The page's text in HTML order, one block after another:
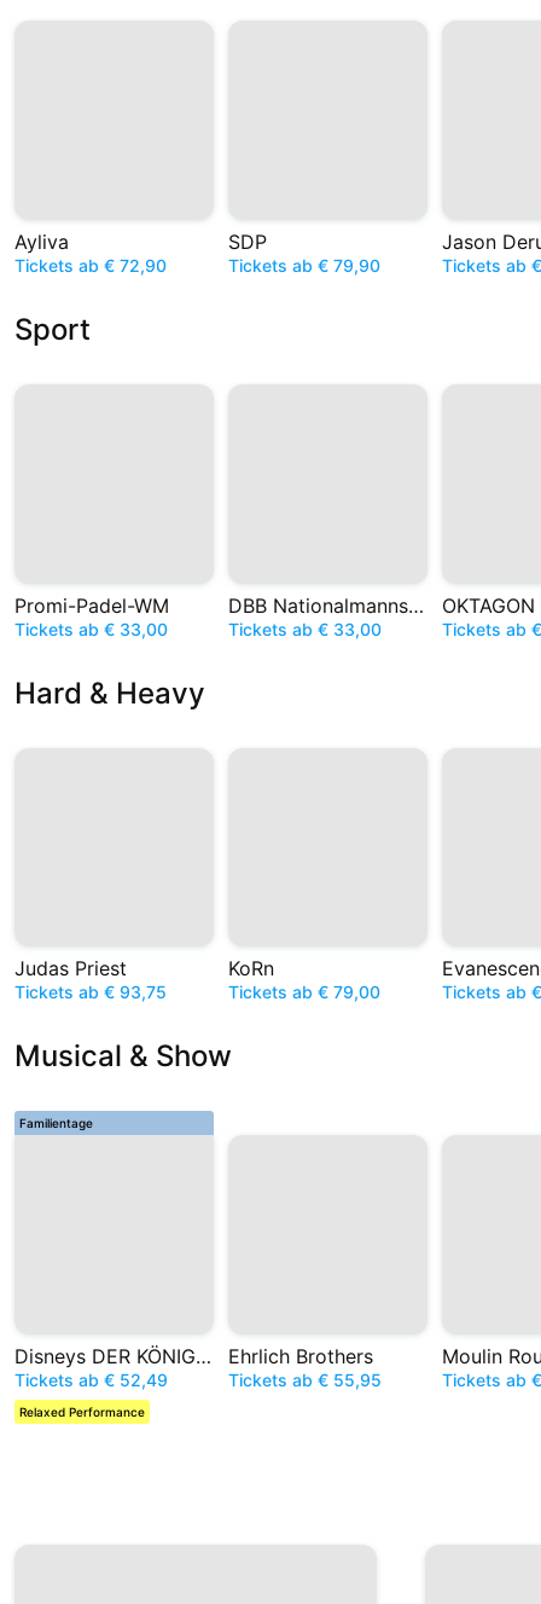
Ayliva
Tickets ab € 72,90
SDP
Tickets ab € 79,90
Jason
Tickets ab
Sport
Promi-Padel-WM
Tickets ab € 33,00
DBB Nationalmannschaft
Tickets ab € 33,00 Tickets ab
Hard & Heavy
Judas Priest
Tickets ab € 93,75
KoRn
Tickets ab € 79,00 Tickets ab
Musical & Show
Familientage
Disneys DER KÖNIG DER LÖWEN
Tickets ab € 52,49
Relaxed Performance
Ehrlich Brothers
Tickets ab € 55,95 Tickets ab